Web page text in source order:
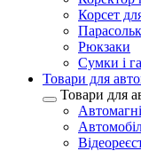
Корсет
Рюкзаки
Сумки і
Товари для
Товари для